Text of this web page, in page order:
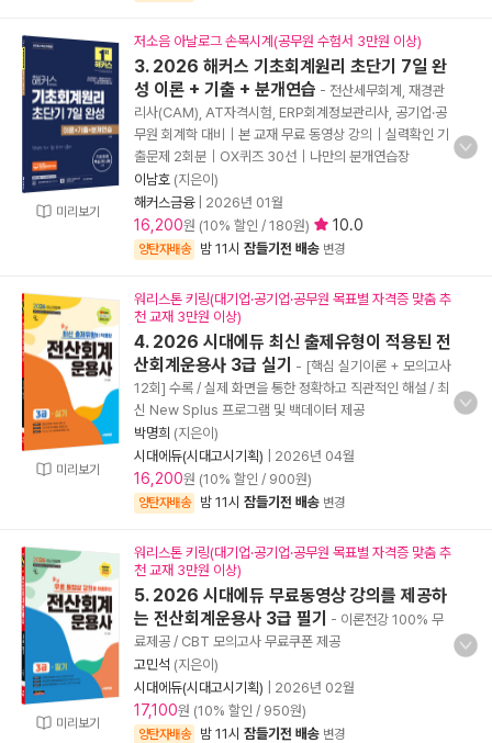
미리보기
저소음 아날로그 손목시계(공무원 수험서 3만원 이상)
3. 2026 해커스 기초회계원리 초단기 7일 완
성 이론 + 기출 + 분개연습 - 전산세무회계, 재경관
리사(CAM), AT자격시험, ERP회계정보관리사, 공기업·공
무원 회계학 대비｜본 교재 무료 동영상 강의｜실력확인 기
출문제 2회분｜OX퀴즈 30선｜나만의 분개연습장
이남호 (지은이)
해커스금융| 2026년 01월
16,200원 (10% 할인 / 180원) 10.0
양탄자배송 밤 11시 잠들기전 배송 변경
미리보기
워리스톤 키링(대기업·공기업·공무원 목표별 자격증 맞춤 추
천 교재 3만원 이상)
4. 2026 시대에듀 최신 출제유형이 적용된 전
산회계운용사 3급 실기
- [핵심 실기이론 + 모의고사
12회] 수록 / 실제 화면을 통한 정확하고 직관적인 해설 / 최
신 New Splus 프로그램 및 백데이터 제공
박명희 (지은이)
시대에듀(시대고시기획)
2026년 04월
16,200원 (10% 할인 / 900원)
양탄자배송 밤 11시 잠들기전 배송 변경
미리보기
워리스톤 키링(대기업·공기업·공무원 목표별 자격증 맞춤 추
천 교재 3만원 이상)
5. 2026 시대에듀 무료동영상 강의를 제공하
는 전산회계운용사 3급 필기
- 이론전강 100% 무
료제공 / CBT 모의고사 무료쿠폰 제공
고민석 (지은이)
시대에듀(시대고시기획)
2026년 02월
17,100원 (10% 할인 / 950원)
양탄자배송 밤 11시 잠들기전 배송 변경